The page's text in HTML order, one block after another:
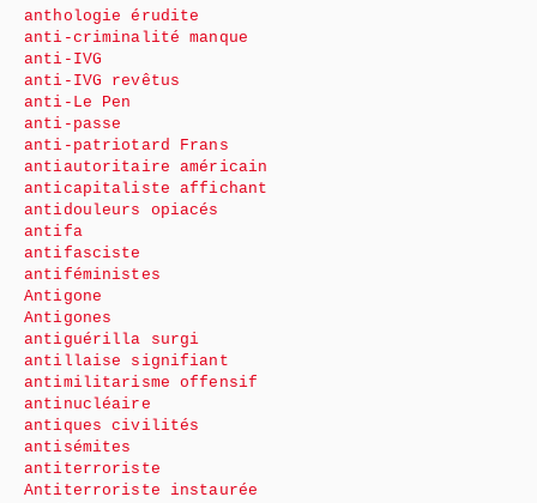
anthologie érudite
anti-criminalité manque
anti-IVG
anti-IVG revêtus
anti-Le Pen
anti-passe
anti-patriotard Frans
antiautoritaire américain
anticapitaliste affichant
antidouleurs opiacés
antifa
antifasciste
antiféministes
Antigone
Antigones
antiguérilla surgi
antillaise signifiant
antimilitarisme offensif
antinucléaire
antiques civilités
antisémites
antiterroriste
Antiterroriste instaurée